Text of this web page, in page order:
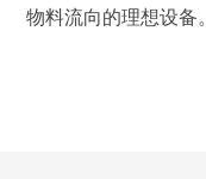
物料流向的理想设备。